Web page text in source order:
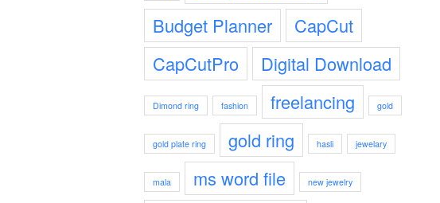
Budget Planner
CapCut
CapCutPro
Digital Download
Dimond ring fashion freelancing gold
gold plate ring gold ring hasli jewelary
mala ms word file new jewelry